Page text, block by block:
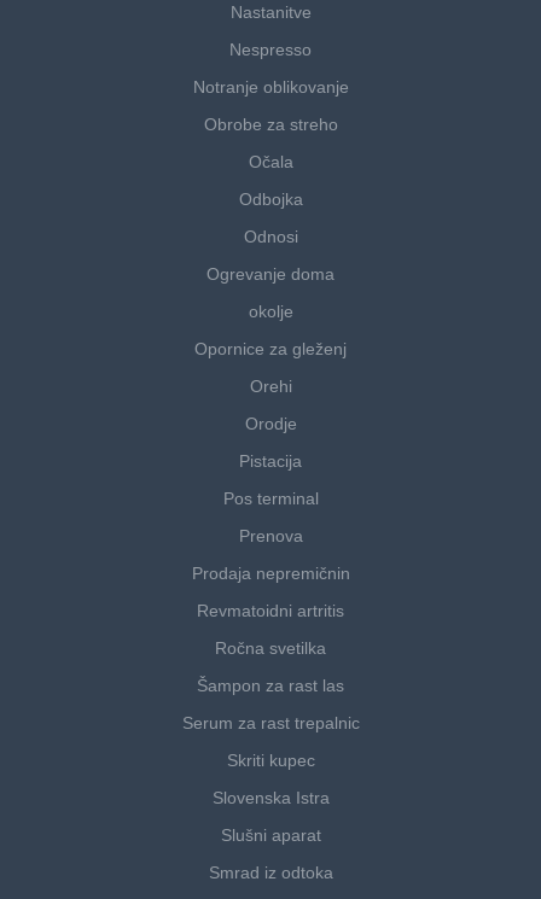
Nastanitve
Nespresso
Notranje oblikovanje
Obrobe za streho
Očala
Odbojka
Odnosi
Ogrevanje doma
okolje
Opornice za gleženj
Orehi
Orodje
Pistacija
Pos terminal
Prenova
Prodaja nepremičnin
Revmatoidni artritis
Ročna svetilka
Šampon za rast las
Serum za rast trepalnic
Skriti kupec
Slovenska Istra
Slušni aparat
Smrad iz odtoka